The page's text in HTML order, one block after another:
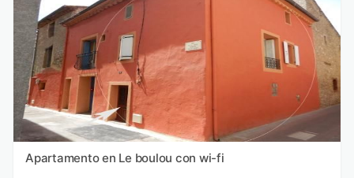
Apartamento en Le boulou con wi-fi